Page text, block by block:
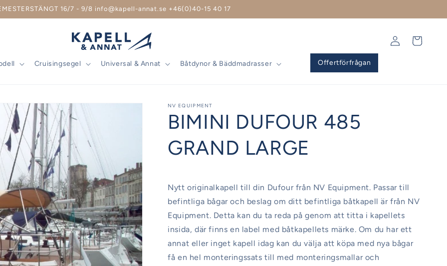
16/7 - 9/8 info@kapell-annat.se +46(0)40-15 40 17
Cruisingsegel Universal & Annat Båtdynor & Bäddmadrasser Offertförfrågan
Logga
Varukorg
NV EQUIPMENT
BIMINI DUFOUR 485
GRAND LARGE
Nytt originalkapell till din Dufour från NV Equipment. Passar till
befintliga bågar och beslag om ditt befintliga båtkapell är från NV
Equipment. Detta kan du ta reda på genom att titta i kapellets
insida, där finns en label med båtkapellets märke. Om du har ett
annat eller inget kapell idag kan du välja att köpa med nya bågar
få en hel monteringssats till med monteringsmallar och